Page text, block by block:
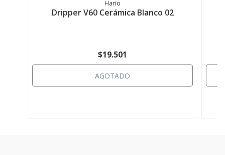
Hario
Dripper V60 Cerámica Blanco 02
$19.501
AGOTADO